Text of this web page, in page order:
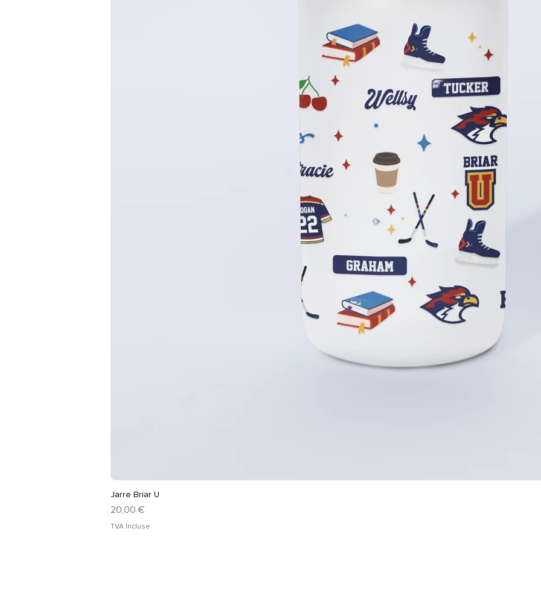
Jarre Briar U
Prix
20,00 €
TVA Incluse